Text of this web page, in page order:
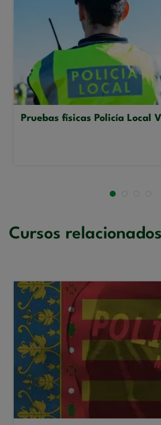
Pruebas físicas Policía Local
Cursos relacionados